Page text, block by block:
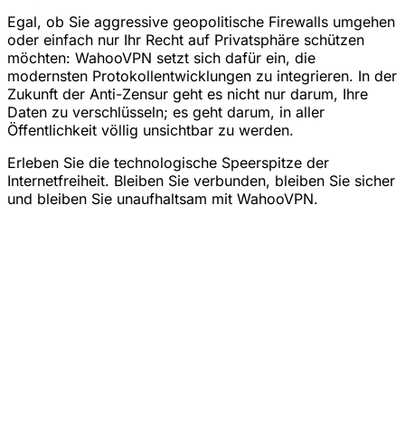
Egal, ob Sie aggressive geopolitische Firewalls umgehen
oder einfach nur Ihr Recht auf Privatsphäre schützen
möchten: WahooVPN setzt sich dafür ein, die
modernsten Protokollentwicklungen zu integrieren. In der
Zukunft der Anti-Zensur geht es nicht nur darum, Ihre
Daten zu verschlüsseln; es geht darum, in aller
Öffentlichkeit völlig unsichtbar zu werden.
Erleben Sie die technologische Speerspitze der
Internetfreiheit. Bleiben Sie verbunden, bleiben Sie sicher
und bleiben Sie unaufhaltsam mit WahooVPN.